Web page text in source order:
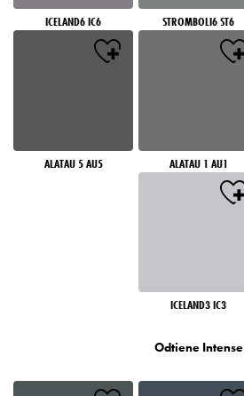
ICELAND6 IC6 STROMBOLI6 ST6
ALATAU 5 AU5 ALATAU 1 AU1
ICELAND3 IC3
Odtiene Intense